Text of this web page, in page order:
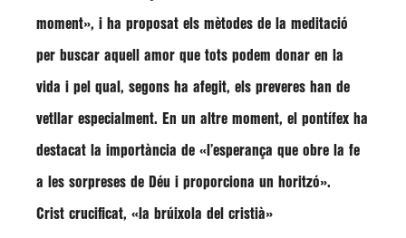
moment», i ha proposat els mètodes de la meditació
per buscar aquell amor que tots podem donar en la
vida i pel qual, segons ha afegit, els preveres han de
vetllar especialment. En un altre moment, el pontífex ha
destacat la importància de «l’esperança que obre la fe
a les sorpreses de Déu i proporciona un horitzó».
Crist crucificat, «la brúixola del cristià»